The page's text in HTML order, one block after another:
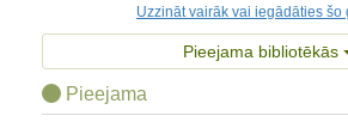
Uzzināt vairāk vai iegādāties šo
Pieejama bibliotēkās
Pieejama